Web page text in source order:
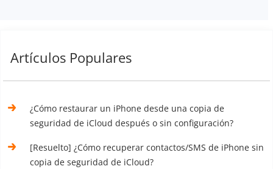
Artículos Populares
¿Cómo restaurar un iPhone desde una copia de
seguridad de iCloud después o sin configuración?
[Resuelto] ¿Cómo recuperar contactos/SMS de iPhone sin
copia de seguridad de iCloud?